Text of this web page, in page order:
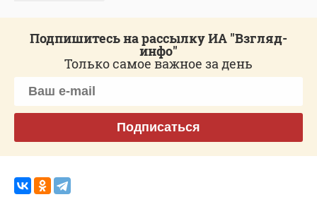
Подпишитесь на рассылку ИА "Взгляд-
инфо"
Только самое важное за день
Подписаться